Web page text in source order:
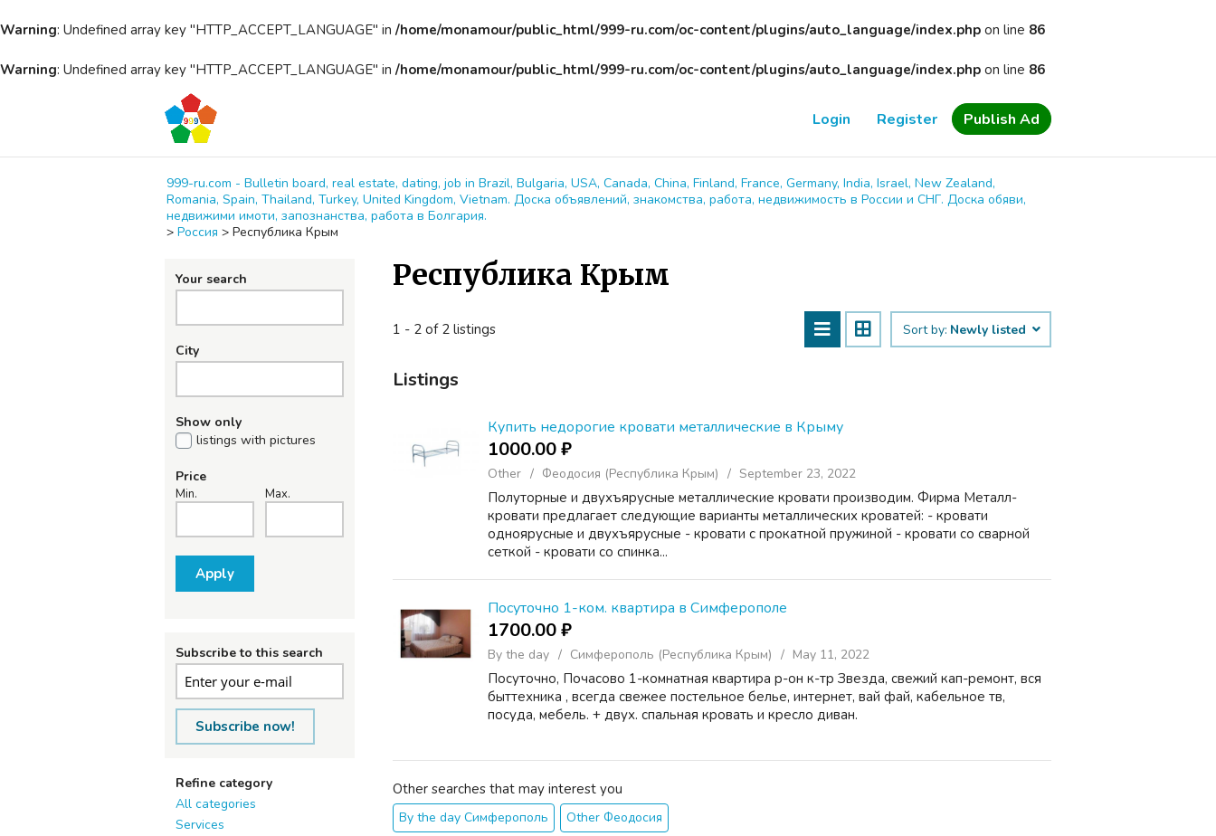
Warning: Undefined array key "HTTP_ACCEPT_LANGUAGE" in /home/monamour/public_html/999-ru.com/oc-content/plugins/auto_language/index.php on line 86
Warning: Undefined array key "HTTP_ACCEPT_LANGUAGE" in /home/monamour/public_html/999-ru.com/oc-content/plugins/auto_language/index.php on line 86
Login Register Publish Ad
999-ru.com - Bulletin board, real estate, dating, job in Brazil, Bulgaria, USA, Canada, China, Finland, France, Germany, India, Israel, New Zealand,
Romania, Spain, Thailand, Turkey, United Kingdom, Vietnam. Доска объявлений, знакомства, работа, недвижимость в России и СНГ. Доска обяви,
недвижими имоти, запознанства, работа в Болгария.
> Россия > Республика Крым
Your search
City
Show only
listings with pictures
Price
Min. Max.
Apply
Subscribe to this search
Subscribe now!
Refine category
All categories
Services
Республика Крым
1 - 2 of 2 listings Sort by: Newly listed
Listings
Купить недорогие кровати металлические в Крыму
1000.00 ₽
Other Феодосия (Республика Крым) September 23, 2022
Полуторные и двухъярусные металлические кровати производим. Фирма Металл-
кровати предлагает следующие варианты металлических кроватей: - кровати
одноярусные и двухъярусные - кровати с прокатной пружиной - кровати со сварной
сеткой - кровати со спинка...
Посуточно 1-ком. квартира в Симферополе
1700.00 ₽
By the day Симферополь (Республика Крым) May 11, 2022
Посуточно, Почасово 1-комнатная квартира р-он к-тр Звезда, свежий кап-ремонт, вся
быттехника , всегда свежее постельное белье, интернет, вай фай, кабельное тв,
посуда, мебель. + двух. спальная кровать и кресло диван.
Other searches that may interest you
By the day Симферополь Other Феодосия